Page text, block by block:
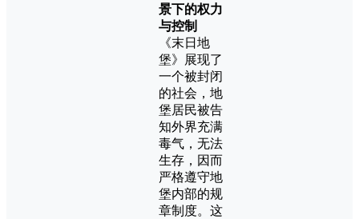
景下的权力
与控制
《末日地
堡》展现了
一个被封闭
的社会，地
堡居民被告
知外界充满
毒气，无法
生存，因而
严格遵守地
堡内部的规
章制度。这